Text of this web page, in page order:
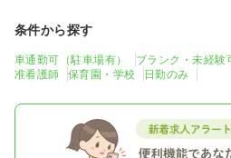
条件から探す
車通勤可（駐車場有） ブランク・未経験
准看護師
保育園・学校 日勤のみ